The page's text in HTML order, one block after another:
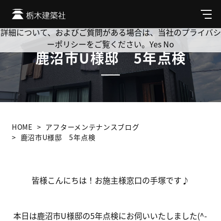
メ
ニ
ュ
鹿沼市U様邸 5年点検
HOME
アフターメンテナンスブログ
鹿沼市U様邸 5年点検
皆様こんにちは！お施主様窓口の手塚です♪
本日は鹿沼市U様邸の5年点検にお伺いいたしました(^-
Cookie を使用して、お客様の活動を追跡してもよろしいです
か? 当社ではお客様のプライバシーを極めて重視しています。
詳細について、およびご質問がある場合は、当社のプライバシ
ーポリシーをご覧ください。 Yes No